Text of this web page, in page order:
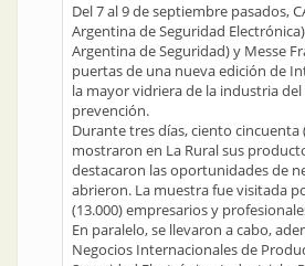
Del 7 al 9 de septiembre pasados,
Argentina de Seguridad
Argentina de Seguridad) y Messe
puertas de una nueva edición de
la mayor vidriera de la industria
prevención.
Durante tres días, ciento cincuenta
mostraron en La Rural sus
destacaron las oportunidades de
abrieron. La muestra fue visitada
(13.000) empresarios y
En paralelo, se llevaron a cabo,
Negocios Internacionales de